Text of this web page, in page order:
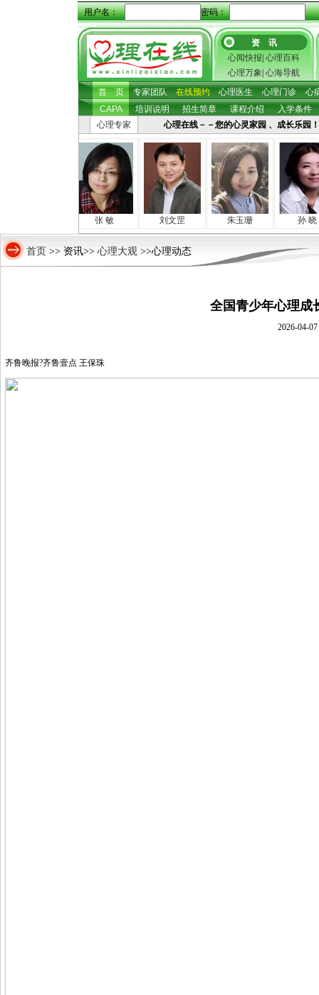
用户名： 密码：
资 讯
心闻快报 心理百科
心理万象 心海导航
首 页
专家团队 在线预约 心理医生 心理门诊
心
CAPA
培训说明 招生简章 课程介绍
入学条件
心理专家
心理在线－－您的心灵家园 、成长乐
张 敏 刘文罡 朱玉珊 孙 晓
首页 >> 资讯>> 心理大观 >>心理动态
全国青少年心理成
2026-04-
齐鲁晚报?齐鲁壹点 王保珠